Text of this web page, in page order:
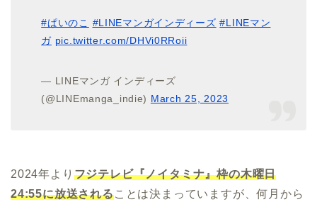
#ぱいのこ #LINEマンガインディーズ #LINEマン
ガ pic.twitter.com/DHVi0RRoii
— LINEマンガ インディーズ
(@LINEmanga_indie) March 25, 2023
2024年より フジテレビ『ノイタミナ』枠の木曜日
24:55に放送されることは決まっていますが、何月から